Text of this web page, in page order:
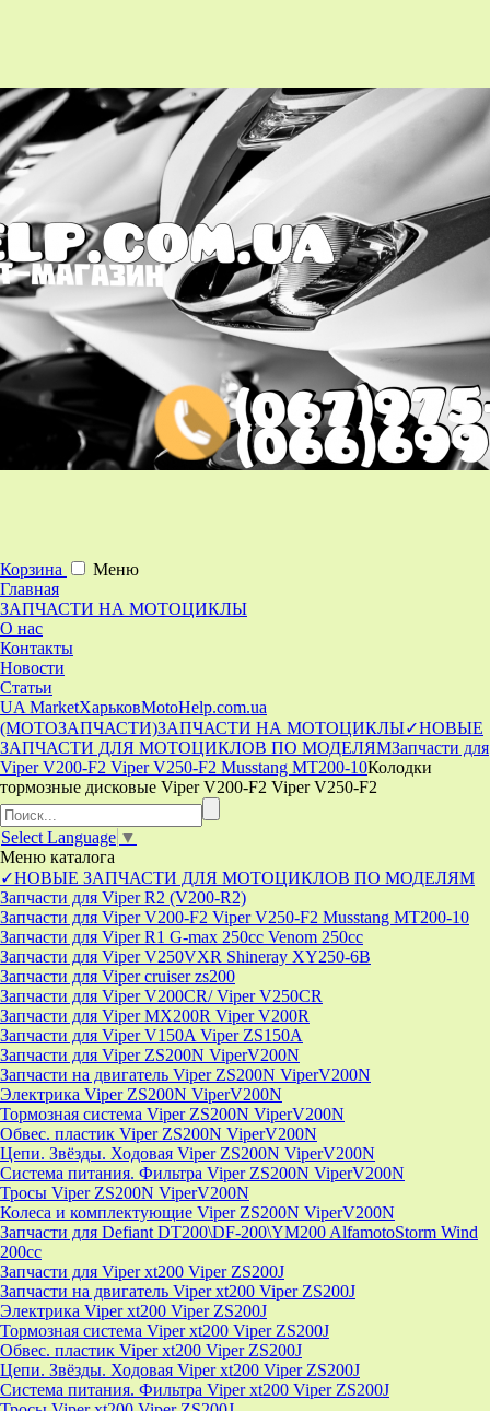
Корзина
Меню
Главная
ЗАПЧАСТИ НА МОТОЦИКЛЫ
О нас
Контакты
Новости
Статьи
UA MarketХарьковMotoHelp.com.ua
(МОТОЗАПЧАСТИ)ЗАПЧАСТИ НА МОТОЦИКЛЫ✓НОВЫЕ
ЗАПЧАСТИ ДЛЯ МОТОЦИКЛОВ ПО МОДЕЛЯМЗапчасти для
Viper V200-F2 Viper V250-F2 Musstang MT200-10Колодки
тормозные дисковые Viper V200-F2 Viper V250-F2
Select Language ▼
Меню каталога
✓НОВЫЕ ЗАПЧАСТИ ДЛЯ МОТОЦИКЛОВ ПО МОДЕЛЯМ
Запчасти для Viper R2 (V200-R2)
Запчасти для Viper V200-F2 Viper V250-F2 Musstang MT200-10
Запчасти для Viper R1 G-max 250cc Venom 250cc
Запчасти для Viper V250VXR Shineray XY250-6B
Запчасти для Viper cruiser zs200
Запчасти для Viper V200CR/ Viper V250CR
Запчасти для Viper MX200R Viper V200R
Запчасти для Viper V150A Viper ZS150A
Запчасти для Viper ZS200N ViperV200N
Запчасти на двигатель Viper ZS200N ViperV200N
Электрика Viper ZS200N ViperV200N
Тормозная система Viper ZS200N ViperV200N
Обвес. пластик Viper ZS200N ViperV200N
Цепи. Звёзды. Ходовая Viper ZS200N ViperV200N
Система питания. Фильтра Viper ZS200N ViperV200N
Тросы Viper ZS200N ViperV200N
Колеса и комплектующие Viper ZS200N ViperV200N
Запчасти для Defiant DT200\DF-200\YM200 AlfamotoStorm Wind
200cc
Запчасти для Viper xt200 Viper ZS200J
Запчасти на двигатель Viper xt200 Viper ZS200J
Электрика Viper xt200 Viper ZS200J
Тормозная система Viper xt200 Viper ZS200J
Обвес. пластик Viper xt200 Viper ZS200J
Цепи. Звёзды. Ходовая Viper xt200 Viper ZS200J
Система питания. Фильтра Viper xt200 Viper ZS200J